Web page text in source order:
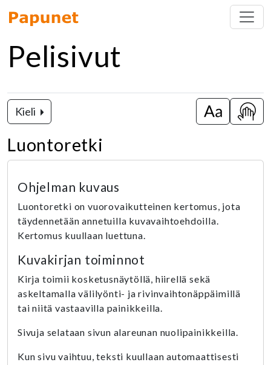
Pelisivut
Kieli
Vaihda isot
Luontoretki
Ohjelman kuvaus
Luontoretki on vuorovaikutteinen kertomus, jota
täydennetään annetuilla kuvavaihtoehdoilla.
Kertomus kuullaan luettuna.
Kuvakirjan toiminnot
Kirja toimii kosketusnäytöllä, hiirellä sekä
askeltamalla välilyönti- ja rivinvaihtonäppäimillä
tai niitä vastaavilla painikkeilla.
Sivuja selataan sivun alareunan nuolipainikkeilla.
Kun sivu vaihtuu, teksti kuullaan automaattisesti